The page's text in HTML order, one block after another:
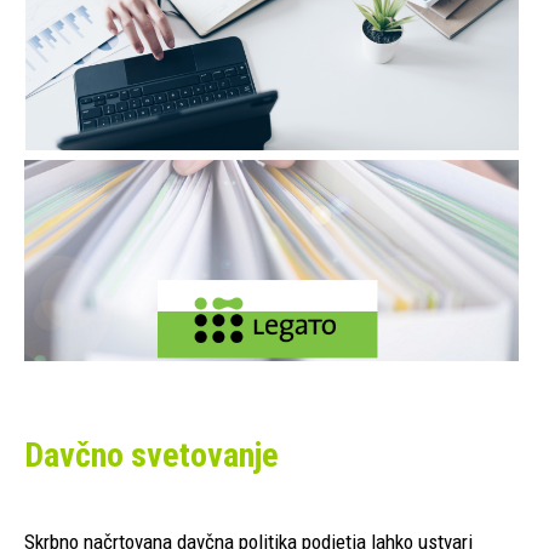
Davčno svetovanje
Skrbno načrtovana davčna politika podjetja lahko ustvari